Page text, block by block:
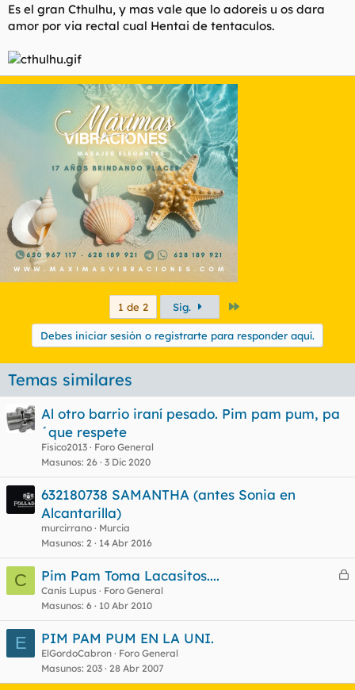
Es el gran Cthulhu, y mas vale que lo adoreis u os dara
amor por via rectal cual Hentai de tentaculos.
1 de 2 Sig.
Debes iniciar sesión o registrarte para responder aquí.
Temas similares
Al otro barrio iraní pesado. Pim pam pum, pa
´que respete
Fisico2013
Foro General
Masunos 26 3 Dic 2020
632180738 SAMANTHA (antes Sonia en
Alcantarilla)
murcirrano
Murcia
Masunos 2 14 Abr 2016
C
C
r
Pim Pam Toma Lacasitos....
Canis Lupus
Foro General
Masunos 6 10 Abr 2010
E PIM PAM PUM EN LA UNI.
ElGordoCabron
Foro General
Masunos 203 28 Abr 2007